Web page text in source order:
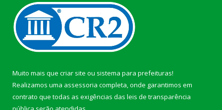
Muito mais que criar site ou sistema para prefeituras!
Realizamos uma assessoria completa, onde garantimos em
contrato que todas as exigências das leis de transparência